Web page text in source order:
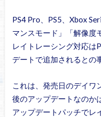
PS4 Pro、PS5、Xbox
マンスモード」「解像度
レイトレーシング対応は
デートで追加されるとの
これは、発売日のデイワ
後のアップデートなのか
アップデートパッチでレ